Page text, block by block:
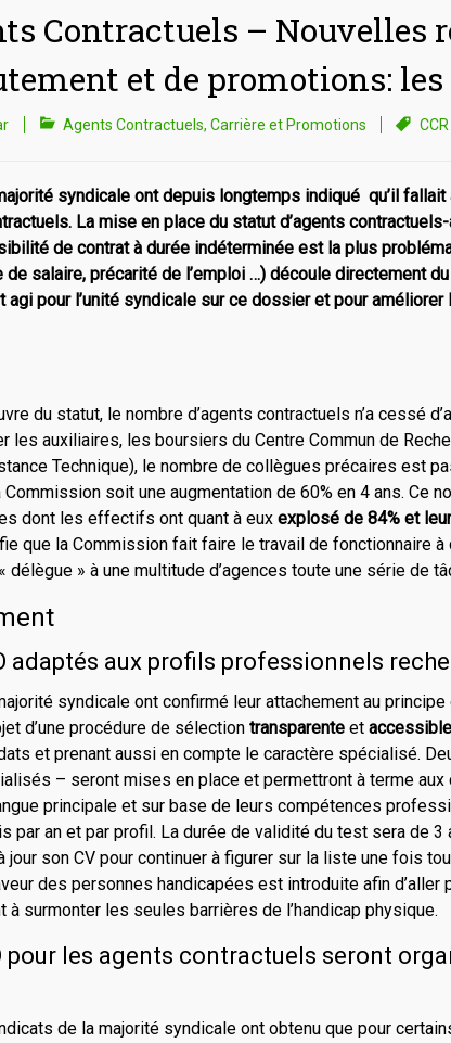
Contractuels – Nouvelles
et de promotions:
Agents Contractuels, Carrière et Promotions CCR
syndicale ont depuis longtemps indiqué qu’il
La mise en place du statut d’agents
de contrat à durée indéterminée est la plus
salaire, précarité de l’emploi …) découle directement
agi pour l’unité syndicale sur ce dossier et pour
du statut, le nombre d’agents contractuels n’a cessé
les auxiliaires, les boursiers du Centre Commun de
Technique), le nombre de collègues précaires est
soit une augmentation de 60% en 4 ans. Ce
dont les effectifs ont quant à eux explosé de 84% et
que la Commission fait faire le travail de fonctionnaire
délègue » à une multitude d’agences toute une série de
adaptés aux profils professionnels
syndicale ont confirmé leur attachement au
d’une procédure de sélection transparente et accessible
et prenant aussi en compte le caractère spécialisé.
– seront mises en place et permettront à terme
principale et sur base de leurs compétences
par an et par profil. La durée de validité du test sera de 3
jour son CV pour continuer à figurer sur la liste une fois
des personnes handicapées est introduite afin
à surmonter les seules barrières de l’handicap physique.
pour les agents contractuels seront
de la majorité syndicale ont obtenu que pour